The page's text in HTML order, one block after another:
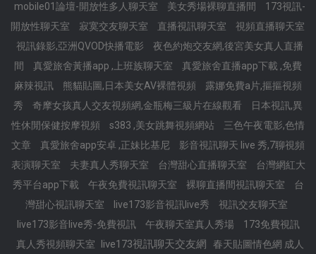
mobile01論壇-開放性多人聊天室 美女秀場裸聊直播間
173視訊-
開放性聊天室
寂寞交友聊天室 直播視訊聊天室
視頻直播聊天室
視訊錄影,亞洲QVOD快播電影
夜色約炮交友網,後宮美女真人直播
間
真愛旅舍黃播app ,上班族聊天室
真愛旅舍直播app下載 ,免費
麻辣視訊
熊貓貼圖,日本美女AV裸體視頻
露娜免費a片,摳摳視頻
秀
奇摩女孩真人交友視頻網,金瓶梅三級片在線觀看
日本視訊,異
性休閒保健按摩視頻
s383 ,美女跳舞視頻網站
三色午夜電影,色情
文章
真愛旅舍app安卓 ,正妹比基尼
影音視訊聊天 live 秀,7聊視頻
表演聊天室
夫妻真人秀聊天室 台灣甜心直播聊天室
台灣網紅大
秀平台app下載
午夜免費視訊聊天室 裸聊直播間視訊聊天室
台
灣甜心視訊聊天室
live173影音視訊live秀
視訊交友聊天室
live173影音live秀-免費視訊
午夜聊天室真人秀場
173免費視訊
真人秀視頻聊天室
live173視訊聊天交友網
春天貼圖情色網 成人